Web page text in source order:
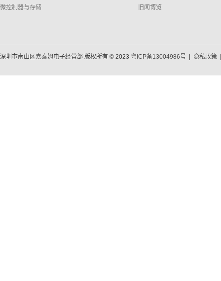
微控制器与存储 旧闻博览
深圳市南山区嘉泰姆电子经营部 版权所有 © 2023 粤ICP备13004986号 隐私政策